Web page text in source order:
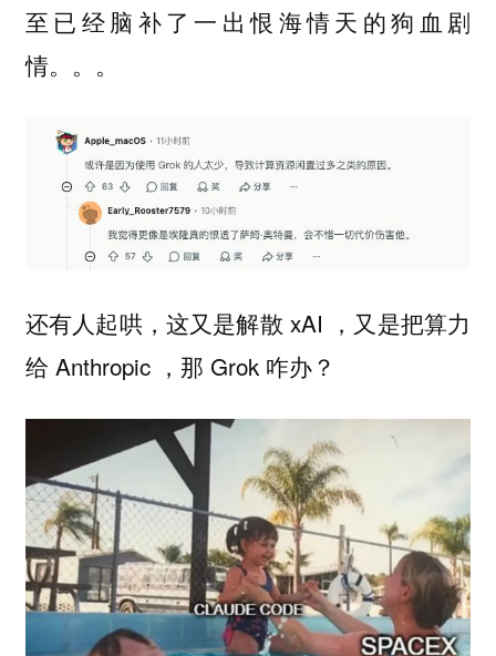
至已经脑补了一出恨海情天的狗血剧
情。。。
还有人起哄，这又是解散 xAI ，又是把算力
给 Anthropic ，那 Grok 咋办？